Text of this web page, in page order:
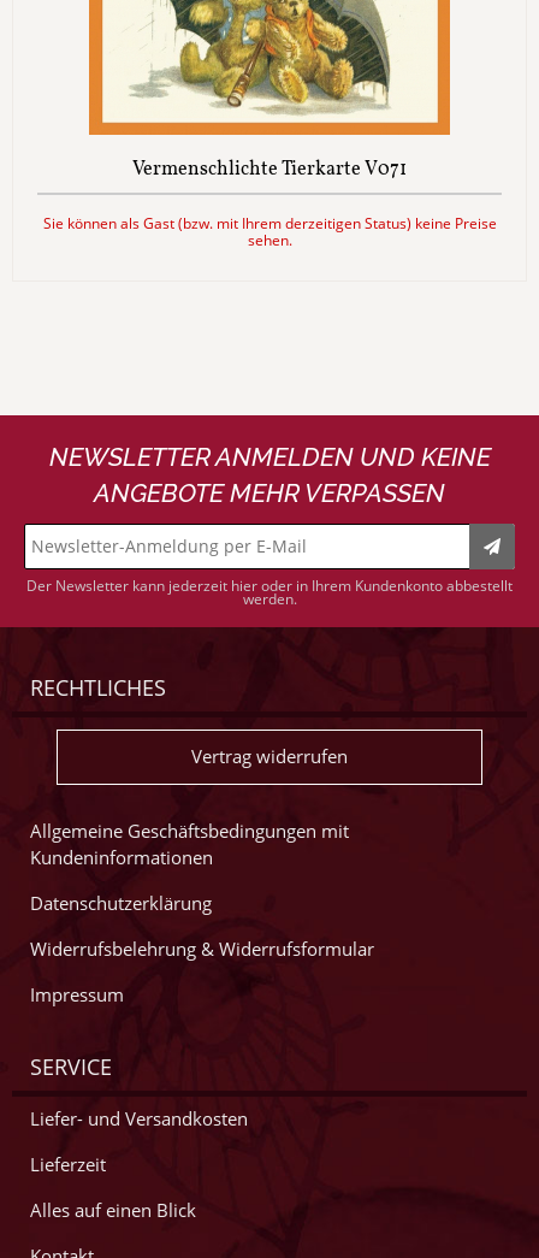
Vermenschlichte Tierkarte V071
Sie können als Gast (bzw. mit Ihrem derzeitigen Status) keine Preise
sehen.
NEWSLETTER ANMELDEN UND KEINE
ANGEBOTE MEHR VERPASSEN
Der Newsletter kann jederzeit hier oder in Ihrem Kundenkonto abbestellt
werden.
RECHTLICHES
Vertrag widerrufen
Allgemeine Geschäftsbedingungen mit
Kundeninformationen
Datenschutzerklärung
Widerrufsbelehrung & Widerrufsformular
Impressum
SERVICE
Liefer- und Versandkosten
Lieferzeit
Alles auf einen Blick